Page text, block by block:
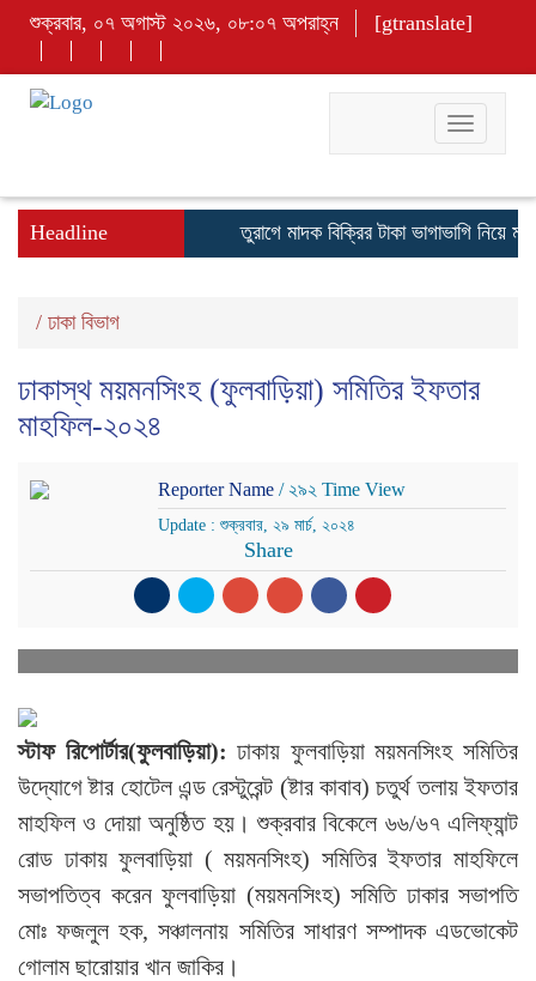
শুক্রবার, ০৭ অগাস্ট ২০২৬, ০৮:০৭ অপরাহ্ন [gtranslate]
Toggle
Headline তুরাগে মাদক বিক্রির টাকা ভাগাভাগি নিয়ে
/ ঢাকা বিভাগ
ঢাকাস্থ ময়মনসিংহ (ফুলবাড়িয়া) সমিতির ইফতার
মাহফিল-২০২৪
Reporter Name / ২৯২ Time View
Update : শুক্রবার, ২৯ মার্চ, ২০২৪
Share
স্টাফ রিপোর্টার(ফুলবাড়িয়া): ঢাকায় ফুলবাড়িয়া ময়মনসিংহ সমিতির
উদ্যোগে ষ্টার হোটেল এন্ড রেস্টুরেন্ট (ষ্টার কাবাব) চতুর্থ তলায় ইফতার
মাহফিল ও দোয়া অনুষ্ঠিত হয়। শুক্রবার বিকেলে ৬৬/৬৭ এলিফ্যান্ট
রোড ঢাকায় ফুলবাড়িয়া ( ময়মনসিংহ) সমিতির ইফতার মাহফিলে
সভাপতিত্ব করেন ফুলবাড়িয়া (ময়মনসিংহ) সমিতি ঢাকার সভাপতি
মোঃ ফজলুল হক, সঞ্চালনায় সমিতির সাধারণ সম্পাদক এডভোকেট
গোলাম ছারোয়ার খান জাকির।